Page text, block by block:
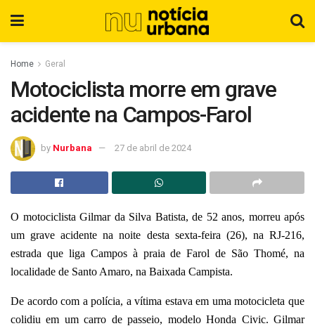
Home Geral
Motociclista morre em grave
acidente na Campos-Farol
by Nurbana 27 de abril de 2024
O motociclista Gilmar da Silva Batista, de 52 anos, morreu após
um grave acidente na noite desta sexta-feira (26), na RJ-216,
estrada que liga Campos à praia de Farol de São Thomé, na
localidade de Santo Amaro, na Baixada Campista.
De acordo com a polícia, a vítima estava em uma motocicleta que
colidiu em um carro de passeio, modelo Honda Civic. Gilmar